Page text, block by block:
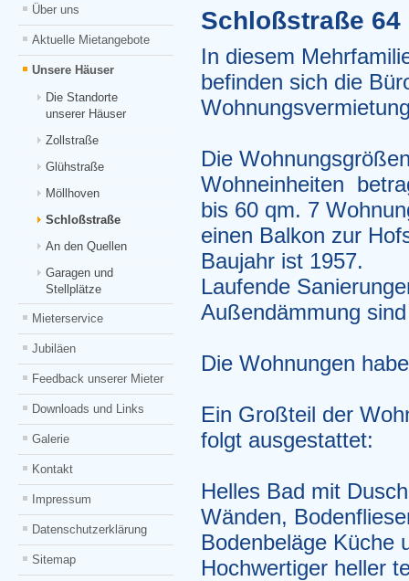
Über uns
Aktuelle Mietangebote
Unsere Häuser
Die Standorte
unserer Häuser
Zollstraße
Glühstraße
Möllhoven
Schloßstraße
An den Quellen
Garagen und
Stellplätze
Mieterservice
Jubiläen
Feedback unserer Mieter
Downloads und Links
Galerie
Kontakt
Impressum
Datenschutzerklärung
Sitemap
Schloßstraße 64
In diesem
befinden sich die
Die
Wohneinheiten
bis 60 qm. 7
einen Balkon zur
Baujahr ist 1957.
Laufende
Außendämmung
Die Wohnungen
Ein Großteil der
folgt ausgestattet:
Helles Bad mit
Wänden,
Bodenbeläge Küche
Hochwertiger heller